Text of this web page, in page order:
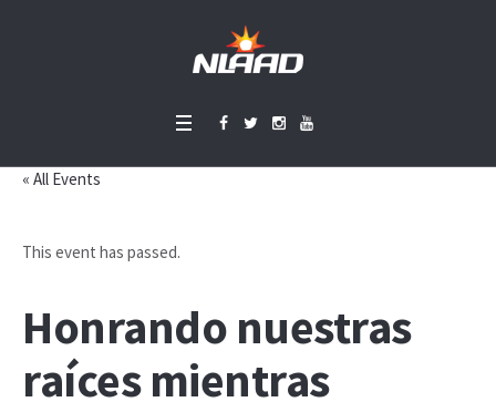
« All Events
This event has passed.
Honrando nuestras
raíces mientras